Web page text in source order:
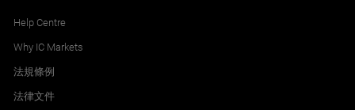
Help Centre
Why IC Markets
法規條例
法律文件